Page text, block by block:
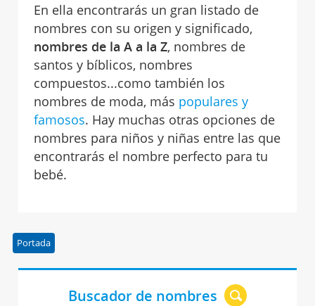
En ella encontrarás un gran listado de
nombres con su origen y significado,
nombres de la A a la Z, nombres de
santos y bíblicos, nombres
compuestos...como también los
nombres de moda, más populares y
famosos. Hay muchas otras opciones de
nombres para niños y niñas entre las que
encontrarás el nombre perfecto para tu
bebé.
Portada
Buscador de nombres